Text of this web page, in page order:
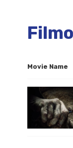
Movie Name